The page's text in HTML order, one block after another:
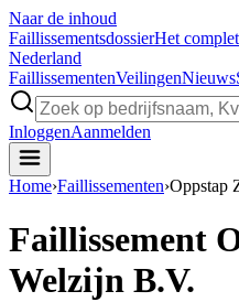
Naar de inhoud
FaillissementsdossierHet
Nederland
FaillissementenVeilingenNieuws
InloggenAanmelden
Home›Faillissementen›Oppstap
Faillissement
Welzijn B.V.